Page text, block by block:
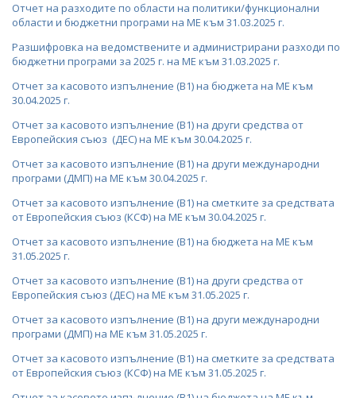
Отчет на разходите по области на политики/функционални
области и бюджетни програми на МЕ към 31.03.2025 г.
Разшифровка на ведомствените и администрирани разходи по
бюджетни програми за 2025 г. на МЕ към 31.03.2025 г.
Отчет за касовото изпълнение (В1) на бюджета на МЕ към
30.04.2025 г.
Отчет за касовото изпълнение (В1) на други средства от
Европейския съюз (ДЕС) на МЕ към 30.04.2025 г.
Отчет за касовото изпълнение (В1) на други международни
програми (ДМП) на МЕ към 30.04.2025 г.
Отчет за касовото изпълнение (В1) на сметките за средствата
от Европейския съюз (КСФ) на МЕ към 30.04.2025 г.
Отчет за касовото изпълнение (В1) на бюджета на МЕ към
31.05.2025 г.
Отчет за касовото изпълнение (В1) на други средства от
Европейския съюз (ДЕС) на МЕ към 31.05.2025 г.
Отчет за касовото изпълнение (В1) на други международни
програми (ДМП) на МЕ към 31.05.2025 г.
Отчет за касовото изпълнение (В1) на сметките за средствата
от Европейския съюз (КСФ) на МЕ към 31.05.2025 г.